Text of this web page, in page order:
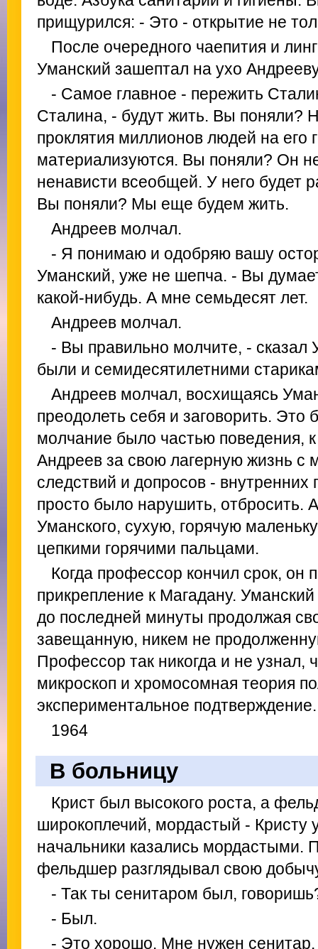
прищурился: - Это - открытие не
После очередного чаепития и
Уманский зашептал на ухо
- Самое главное - пережить
Сталина, - будут жить. Вы поняли?
проклятия миллионов людей на его
материализуются. Вы поняли? Он
ненависти всеобщей. У него будет
Вы поняли? Мы еще будем жить.
Андреев молчал.
- Я понимаю и одобряю вашу
Уманский, уже не шепча. - Вы
какой-нибудь. А мне семьдесят лет.
Андреев молчал.
- Вы правильно молчите, - сказал
были и семидесятилетними
Андреев молчал, восхищаясь
преодолеть себя и заговорить. Это
молчание было частью поведения,
Андреев за свою лагерную жизнь с
следствий и допросов - внутренних
просто было нарушить, отбросить.
Уманского, сухую, горячую
цепкими горячими пальцами.
Когда профессор кончил срок, он
прикрепление к Магадану.
до последней минуты продолжая
завещанную, никем не
Профессор так никогда и не узнал,
микроскоп и хромосомная теория
экспериментальное подтверждение.
1964
В больницу
Крист был высокого роста, а
широкоплечий, мордастый - Кристу
начальники казались мордастыми.
фельдшер разглядывал свою
- Так ты сенитаром был,
- Был.
- Это хорошо. Мне нужен